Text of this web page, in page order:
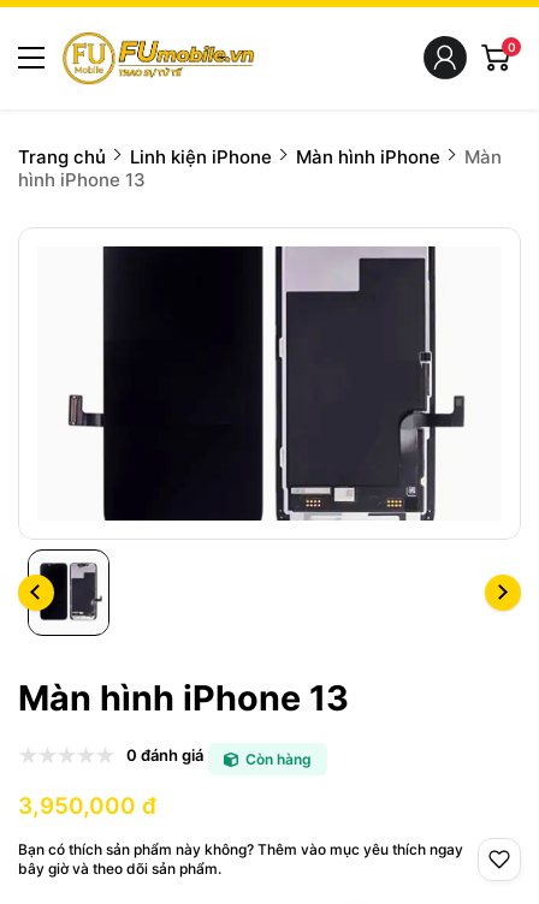
0
Trang chủ Linh kiện iPhone Màn hình iPhone
Màn
hình iPhone 13
Màn hình iPhone 13
0 đánh giá Còn hàng
3,950,000 đ
Bạn có thích sản phẩm này không? Thêm vào mục yêu thích ngay
bây giờ và theo dõi sản phẩm.